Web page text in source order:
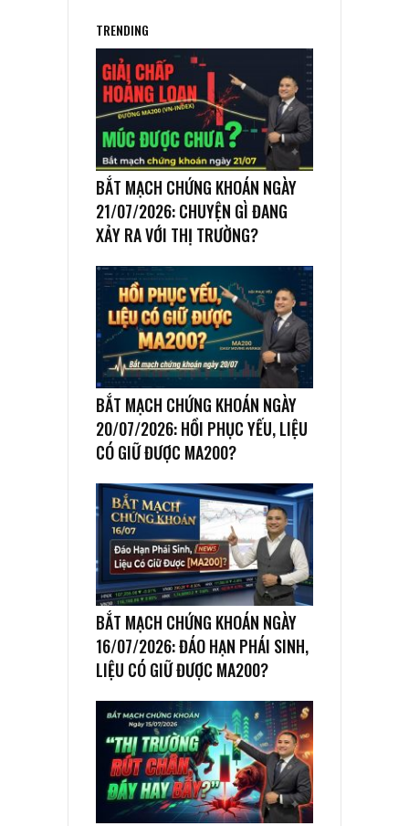
TRENDING
BẮT MẠCH CHỨNG KHOÁN NGÀY
21/07/2026: CHUYỆN GÌ ĐANG
XẢY RA VỚI THỊ TRƯỜNG?
BẮT MẠCH CHỨNG KHOÁN NGÀY
20/07/2026: HỒI PHỤC YẾU, LIỆU
CÓ GIỮ ĐƯỢC MA200?
BẮT MẠCH CHỨNG KHOÁN NGÀY
16/07/2026: ĐÁO HẠN PHÁI SINH,
LIỆU CÓ GIỮ ĐƯỢC MA200?